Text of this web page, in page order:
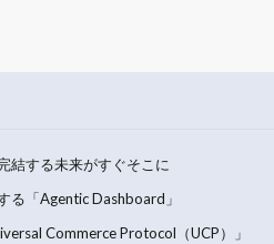
結する未来がすぐそこに
る「Agentic Dashboard」
Commerce Protocol（UCP）」